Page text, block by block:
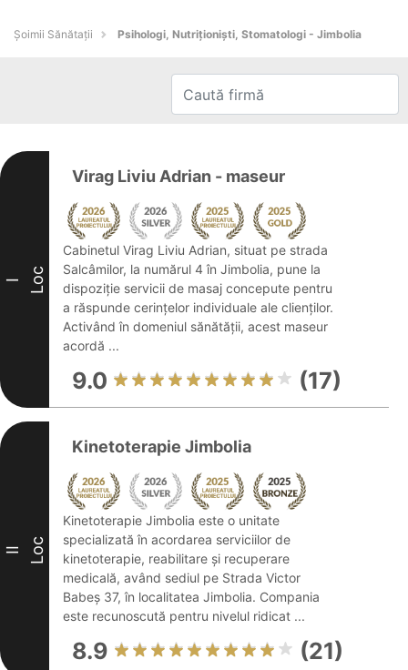
Şoimii Sănătații Psihologi, Nutriționiști, Stomatologi - Jimbolia
I Loc
Virag Liviu Adrian - maseur
Cabinetul Virag Liviu Adrian, situat pe strada
Salcâmilor, la numărul 4 în Jimbolia, pune la
dispoziție servicii de masaj concepute pentru
a răspunde cerințelor individuale ale clienților.
Activând în domeniul sănătății, acest maseur
acordă ...
9.0 (17)
II Loc
Kinetoterapie Jimbolia
Kinetoterapie Jimbolia este o unitate
specializată în acordarea serviciilor de
kinetoterapie, reabilitare și recuperare
medicală, având sediul pe Strada Victor
Babeș 37, în localitatea Jimbolia. Compania
este recunoscută pentru nivelul ridicat ...
8.9 (21)